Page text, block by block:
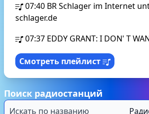
07:40 BR Schlager im Internet
schlager.de
07:37 EDDY GRANT: I DON' T
Смотреть плейлист
Поиск радиостанций